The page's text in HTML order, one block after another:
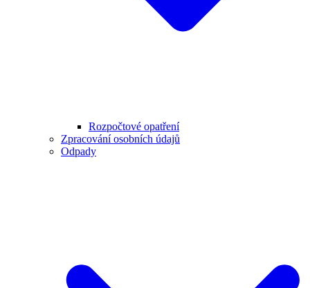
Rozpočtové opatření
Zpracování osobních údajů
Odpady